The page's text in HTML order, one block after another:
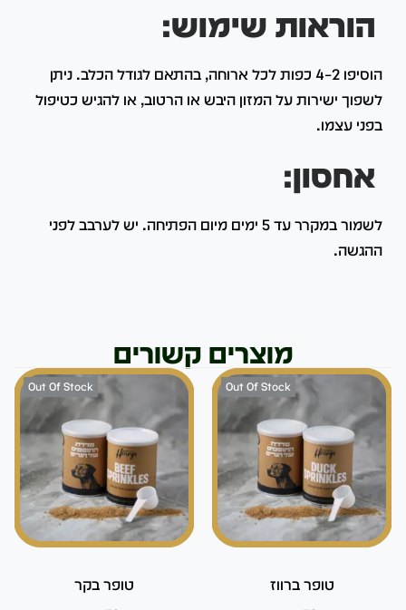
הוראות שימוש:
הוסיפו 2–4 כפות לכל ארוחה, בהתאם לגודל הכלב. ניתן
לשפוך ישירות על המזון היבש או הרטוב, או להגיש כטיפול
בפני עצמו.
אחסון:
לשמור במקרר עד 5 ימים מיום הפתיחה. יש לערבב לפני
ההגשה.
מוצרים קשורים
Out Of Stock
טופר ברווז
Out Of Stock
טופר בקר